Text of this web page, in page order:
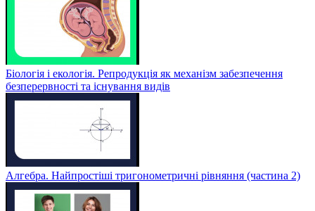
Біологія і екологія. Репродукція як механізм забезпечення
безперервності та існування видів
Алгебра. Найпростіші тригонометричні рівняння (частина 2)